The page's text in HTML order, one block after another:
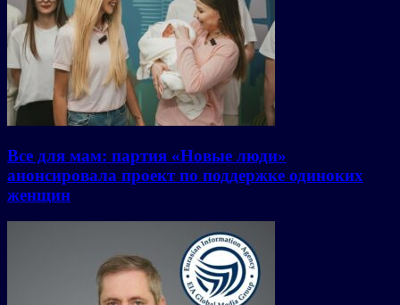
Все для мам: партия «Новые люди»
анонсировала проект по поддержке одиноких
женщин